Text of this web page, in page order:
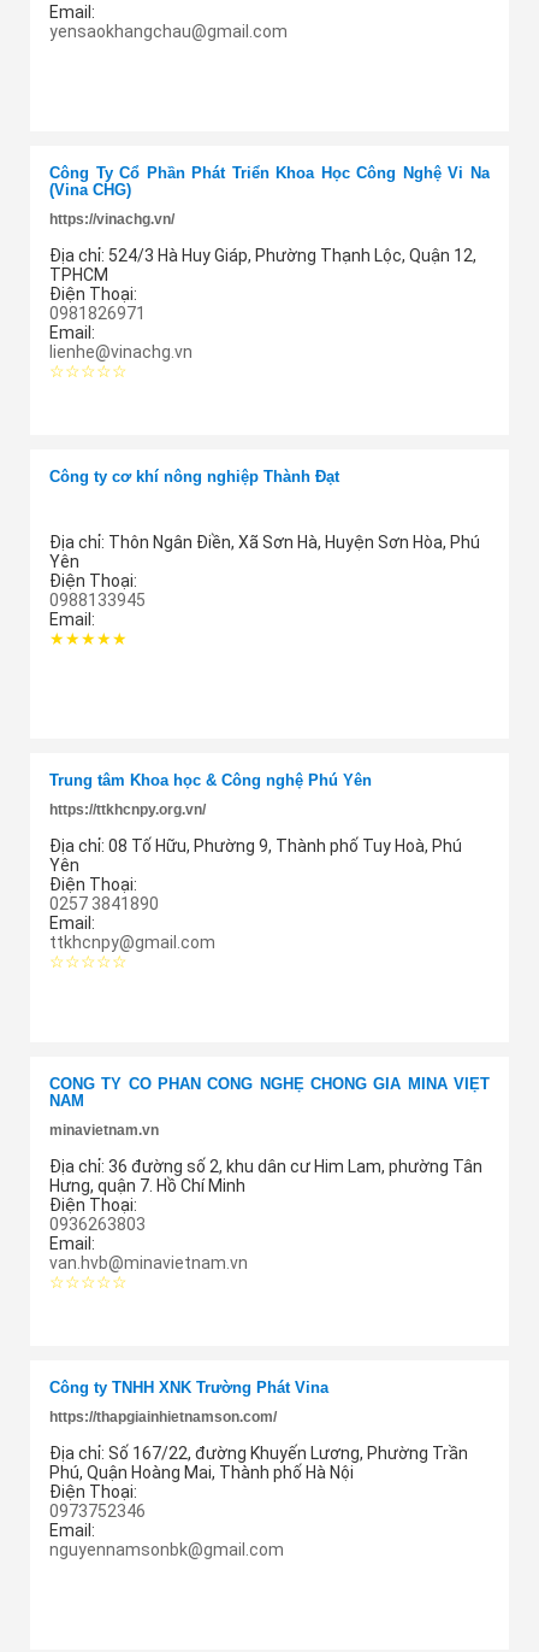
Email:
yensaokhangchau@gmail.com
Công Ty Cổ Phần Phát Triển Khoa Học Công Nghệ Vi Na
(Vina CHG)
https://vinachg.vn/
Địa chỉ: 524/3 Hà Huy Giáp, Phường Thạnh Lộc, Quận 12,
TPHCM
Điện Thoại:
0981826971
Email:
lienhe@vinachg.vn
☆☆☆☆☆
Công ty cơ khí nông nghiệp Thành Đạt
Địa chỉ: Thôn Ngân Điền, Xã Sơn Hà, Huyện Sơn Hòa, Phú
Yên
Điện Thoại:
0988133945
Email:
★★★★★
Trung tâm Khoa học & Công nghệ Phú Yên
https://ttkhcnpy.org.vn/
Địa chỉ: 08 Tố Hữu, Phường 9, Thành phố Tuy Hoà, Phú
Yên
Điện Thoại:
0257 3841890
Email:
ttkhcnpy@gmail.com
☆☆☆☆☆
CÔNG TY CỔ PHẦN CÔNG NGHỆ CHỐNG GIẢ MINA VIỆT
NAM
minavietnam.vn
Địa chỉ: 36 đường số 2, khu dân cư Him Lam, phường Tân
Hưng, quận 7. Hồ Chí Minh
Điện Thoại:
0936263803
Email:
van.hvb@minavietnam.vn
☆☆☆☆☆
Công ty TNHH XNK Trường Phát Vina
https://thapgiainhietnamson.com/
Địa chỉ: Số 167/22, đường Khuyến Lương, Phường Trần
Phú, Quận Hoàng Mai, Thành phố Hà Nội
Điện Thoại:
0973752346
Email:
nguyennamsonbk@gmail.com